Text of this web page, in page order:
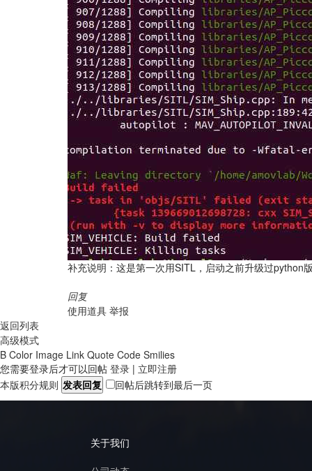
补充说明：这是第一次用SITL，启动之前升级过python
回复
使用道具 举报
返回列表
高级模式
B Color Image Link Quote Code Smilies
您需要登录后才可以回帖 登录 | 立即注册
本版积分规则 发表回复 回帖后跳转到最后一页
关于我们